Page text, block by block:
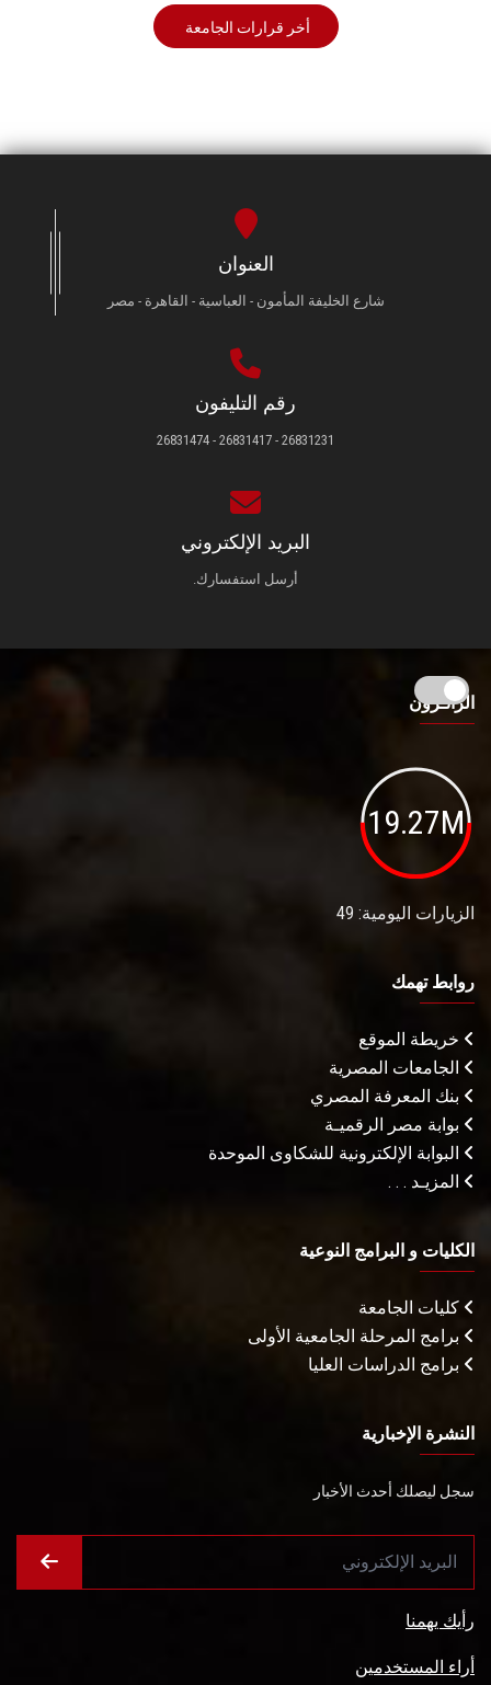
أخر قرارات الجامعة
العنوان
شارع الخليفة المأمون - العباسية - القاهرة - مصر
رقم التليفون
26831231 - 26831417 - 26831474
البريد الإلكتروني
أرسل استفسارك.
الزائـرون
19.27M
الزيارات اليومية: 49
روابط تهمك
خريطة الموقع
الجامعات المصرية
بنك المعرفة المصري
بوابة مصر الرقميـة
البوابة الإلكترونية للشكاوى الموحدة
المزيـد . . .
الكليات و البرامج النوعية
كليات الجامعة
برامج المرحلة الجامعية الأولى
برامج الدراسات العليا
النشرة الإخبارية
سجل ليصلك أحدث الأخبار
رأيك يهمنا
أراء المستخدمين